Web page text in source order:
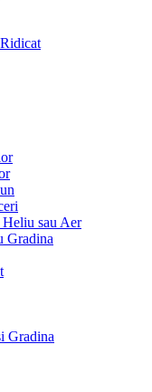
sau Aer
Gradina
Gradina